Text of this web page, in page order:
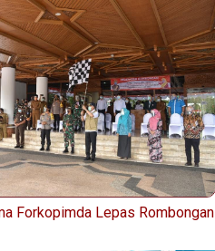
Forkopimda Lepas Rombongan